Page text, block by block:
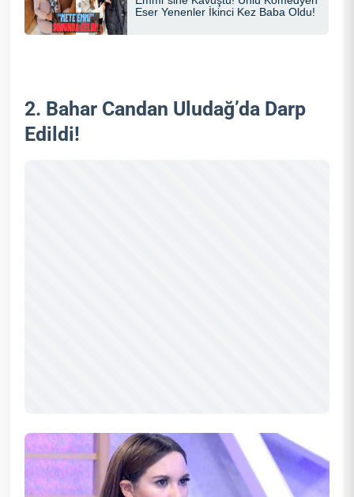
2. Bahar Candan Uludağ’da Darp
Edildi!